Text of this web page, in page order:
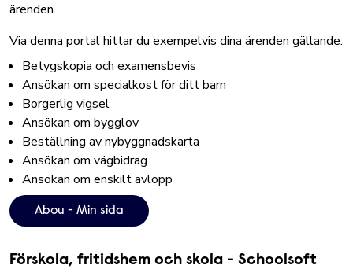
ärenden.
Via denna portal hittar du exempelvis dina ärenden gällande:
Betygskopia och examensbevis
Ansökan om specialkost för ditt barn
Borgerlig vigsel
Ansökan om bygglov
Beställning av nybyggnadskarta
Ansökan om vägbidrag
Ansökan om enskilt avlopp
Abou - Min sida
Förskola, fritidshem och skola - Schoolsoft